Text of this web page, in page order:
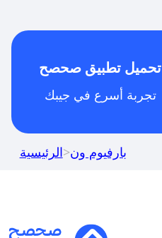
تحميل تطبيق صحصح
تجربة أسرع في جيبك
الرئيسية>بارفيوم ون